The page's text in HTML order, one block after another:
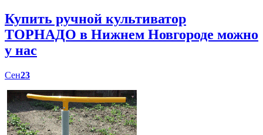
Купить ручной культиватор
ТОРНАДО в Нижнем Новгороде можно
у нас
Сен23